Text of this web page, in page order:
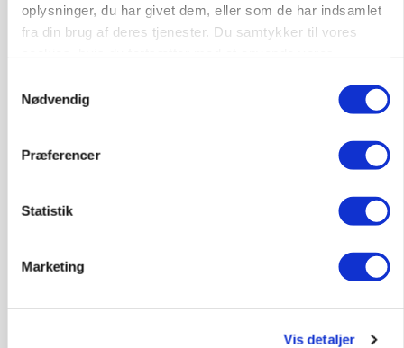
oplysninger, du har givet dem, eller som de har indsamlet
fra din brug af deres tjenester. Du samtykker til vores
Nødvendig
Præferencer
Statistik
Marketing
Vis detaljer
MARKED